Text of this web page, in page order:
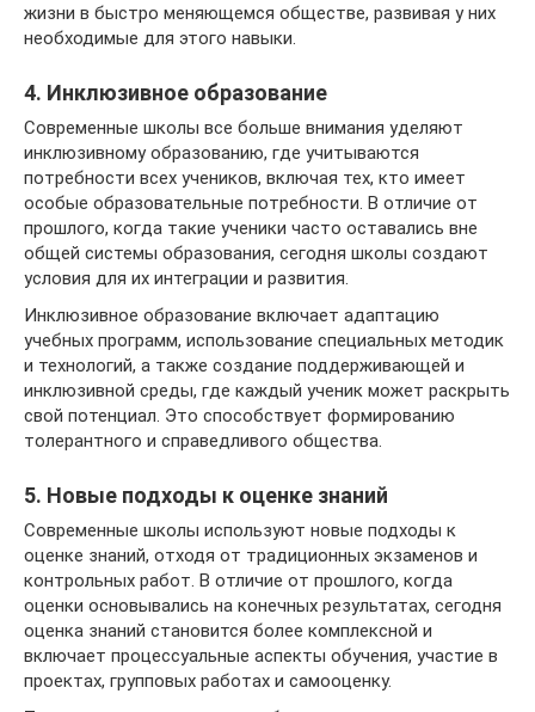
жизни в быстро меняющемся обществе, развивая у них
необходимые для этого навыки.
4. Инклюзивное образование
Современные школы все больше внимания уделяют
инклюзивному образованию, где учитываются
потребности всех учеников, включая тех, кто имеет
особые образовательные потребности. В отличие от
прошлого, когда такие ученики часто оставались вне
общей системы образования, сегодня школы создают
условия для их интеграции и развития.
Инклюзивное образование включает адаптацию
учебных программ, использование специальных методик
и технологий, а также создание поддерживающей и
инклюзивной среды, где каждый ученик может раскрыть
свой потенциал. Это способствует формированию
толерантного и справедливого общества.
5. Новые подходы к оценке знаний
Современные школы используют новые подходы к
оценке знаний, отходя от традиционных экзаменов и
контрольных работ. В отличие от прошлого, когда
оценки основывались на конечных результатах, сегодня
оценка знаний становится более комплексной и
включает процессуальные аспекты обучения, участие в
проектах, групповых работах и самооценку.